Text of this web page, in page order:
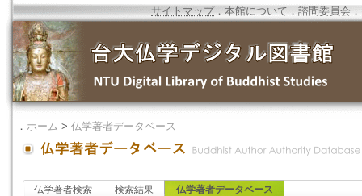
サイトマップ．本館について ．諮問委員会 ．
． ホーム > 仏学著者データベース
仏学著者検索 検索結果 仏学著者データベース